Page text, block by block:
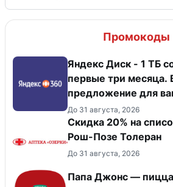
Промокоды
Яндекс Диск - 1 ТБ
первые три месяца.
предложение для
До 31 августа, 2026
Скидка 20% на
Рош-Позе Толеран
До 31 августа, 2026
Папа Джонс —